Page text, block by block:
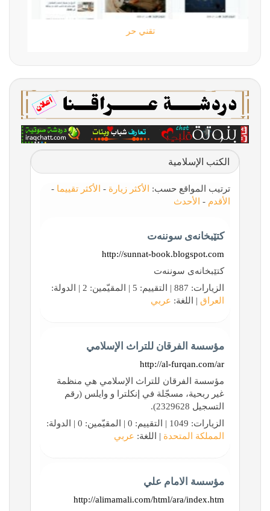
تقني حر
الكتب الإسلامية
ترتيب المواقع حسب: الأكثر زيارة - الأكثر تقييما -
الأقدم - الأحدث
کتێبخانەی سوننەت
http://sunnat-book.blogspot.com
کتێبخانەی سوننەت
الزيارات: 887 | التقييم: 5 | المقيّمين: 2 | الدولة:
العراق | اللغة: عربي
مؤسسة الفرقان للتراث الإسلامي
http://al-furqan.com/ar
مؤسسة الفرقان للتراث الإسلامي هي منظمة
غير ربحية، مسجّلة في إنكلترا و وايلس (رقم
التسجيل 2329628).
الزيارات: 1049 | التقييم: 0 | المقيّمين: 0 | الدولة:
المملكة المتحدة | اللغة: عربي
مؤسسة الامام علي
http://alimamali.com/html/ara/index.htm